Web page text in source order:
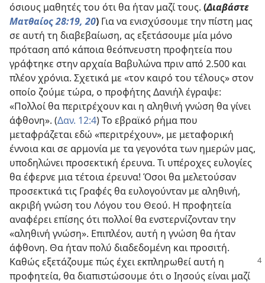
όσιους μαθητές του ότι θα ήταν μαζί τους. (Διαβάστε
Ματθαίος 28:19, 20) Για να ενισχύσουμε την πίστη μας
σε αυτή τη διαβεβαίωση, ας εξετάσουμε μία μόνο
πρόταση από κάποια θεόπνευστη προφητεία που
γράφτηκε στην αρχαία Βαβυλώνα πριν από 2.500 και
πλέον χρόνια. Σχετικά με «τον καιρό του τέλους» στον
οποίο ζούμε τώρα, ο προφήτης Δανιήλ έγραψε:
«Πολλοί θα περιτρέχουν και η αληθινή γνώση θα γίνει
άφθονη». (Δαν. 12:4) Το εβραϊκό ρήμα που
μεταφράζεται εδώ «περιτρέχουν», με μεταφορική
έννοια και σε αρμονία με τα γεγονότα των ημερών μας,
υποδηλώνει προσεκτική έρευνα. Τι υπέροχες ευλογίες
θα έφερνε μια τέτοια έρευνα! Όσοι θα μελετούσαν
προσεκτικά τις Γραφές θα ευλογούνταν με αληθινή,
ακριβή γνώση του Λόγου του Θεού. Η προφητεία
αναφέρει επίσης ότι πολλοί θα ενστερνίζονταν την
«αληθινή γνώση». Επιπλέον, αυτή η γνώση θα ήταν
άφθονη. Θα ήταν πολύ διαδεδομένη και προσιτή.
Καθώς εξετάζουμε πώς έχει εκπληρωθεί αυτή η
προφητεία, θα διαπιστώσουμε ότι ο Ιησούς είναι μαζί